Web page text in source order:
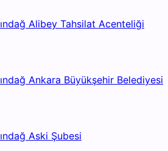
Alibey Tahsilat Acenteliği
Ankara Büyükşehir Belediyesi
Aski Şubesi